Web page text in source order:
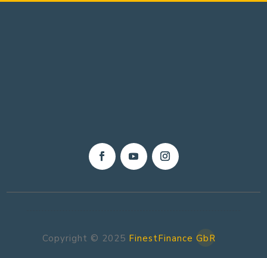
Copyright © 2025 FinestFinance GbR